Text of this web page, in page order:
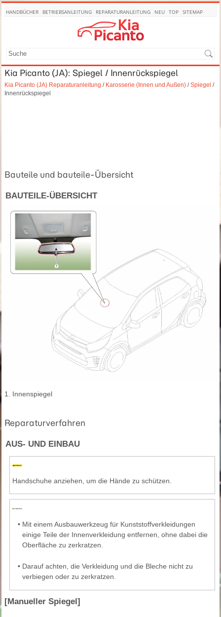
HANDBÜCHER BETRIEBSANLEITUNG REPARATURANLEITUNG NEU TOP SITEMAP
Kia Picanto (JA): Spiegel / Innenrückspiegel
Kia Picanto (JA) Reparaturanleitung / Karosserie (Innen und Außen) /Spiegel /
Innenrückspiegel
Bauteile und bauteile-Übersicht
BAUTEILE-ÜBERSICHT
1. Innenspiegel
Reparaturverfahren
AUS- UND EINBAU
Handschuhe anziehen, um die Hände zu schützen.
• Mit einem Ausbauwerkzeug für Kunststoffverkleidungen
einige Teile der Innenverkleidung entfernen, ohne dabei die
Oberfläche zu zerkratzen.
• Darauf achten, die Verkleidung und die Bleche nicht zu
verbiegen oder zu zerkratzen.
[Manueller Spiegel]